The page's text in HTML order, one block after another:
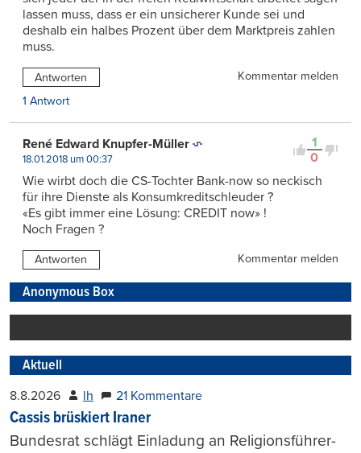
lassen muss, dass er ein unsicherer Kunde sei und
deshalb ein halbes Prozent über dem Marktpreis zahlen
muss.
Antworten
Kommentar melden
1 Antwort
1
0
René Edward Knupfer-Müller
18.01.2018 um 00:37
Wie wirbt doch die CS-Tochter Bank-now so neckisch
für ihre Dienste als Konsumkreditschleuder ?
«Es gibt immer eine Lösung: CREDIT now» !
Noch Fragen ?
Antworten Kommentar melden
Anonymous Box
Aktuell
8.8.2026 lh 21 Kommentare
Cassis brüskiert Iraner
Bundesrat schlägt Einladung an Religionsführer-